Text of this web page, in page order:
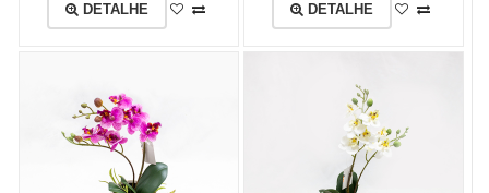
DETALHE DETALHE